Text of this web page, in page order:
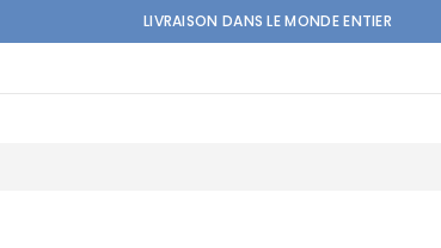
LIVRAISON DANS LE MONDE ENTIER